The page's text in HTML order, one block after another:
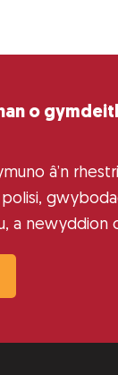
o
â’n
polisi,
a newyddion